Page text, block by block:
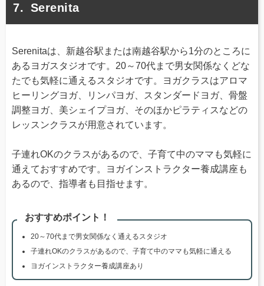
Serenita
Serenitaは、新越谷駅または南越谷駅から1分のところに
あるヨガスタジオです。20～70代まで男女関係なくどな
たでも気軽に通えるスタジオです。ヨガクラスはアロマ
ヒーリングヨガ、リンパヨガ、スタンダードヨガ、骨盤
調整ヨガ、美シェイプヨガ、そのほかピラティスなどの
レッスンクラスが用意されています。
子連れOKのクラスがあるので、子育て中のママも気軽に
通えておすすめです。ヨガインストラクター養成講座も
あるので、指導者も目指せます。
おすすめポイント！
20～70代まで男女関係なく通えるスタジオ
子連れOKのクラスがあるので、子育て中のママも気軽に通える
ヨガインストラクター養成講座あり